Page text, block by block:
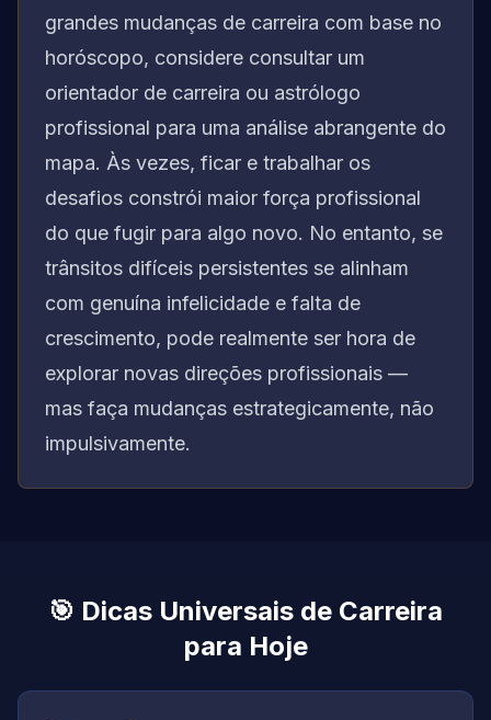
grandes mudanças de carreira com base no
horóscopo, considere consultar um
orientador de carreira ou astrólogo
profissional para uma análise abrangente do
mapa. Às vezes, ficar e trabalhar os
desafios constrói maior força profissional
do que fugir para algo novo. No entanto, se
trânsitos difíceis persistentes se alinham
com genuína infelicidade e falta de
crescimento, pode realmente ser hora de
explorar novas direções profissionais —
mas faça mudanças estrategicamente, não
impulsivamente.
🎯 Dicas Universais de Carreira
para Hoje